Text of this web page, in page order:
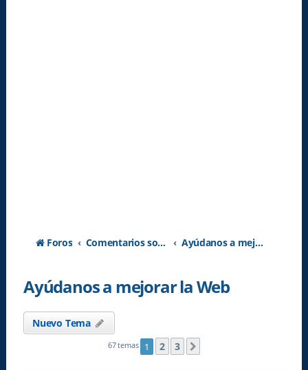
Foros Comentarios sobre la Web Ayúdanos a mejorar la Web
Ayúdanos a mejorar la Web
Nuevo Tema
67 temas 1 2 3